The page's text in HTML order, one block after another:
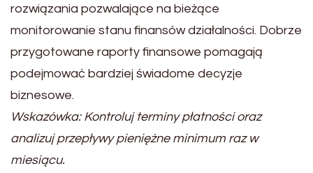
rozwiązania pozwalające na bieżące
monitorowanie stanu finansów działalności. Dobrze
przygotowane raporty finansowe pomagają
podejmować bardziej świadome decyzje
biznesowe.
Wskazówka: Kontroluj terminy płatności oraz
analizuj przepływy pieniężne minimum raz w
miesiącu.